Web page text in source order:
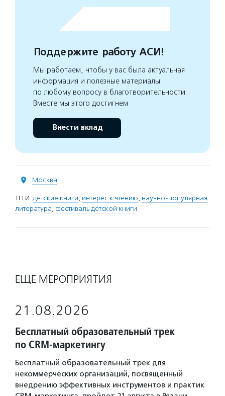
Поддержите работу АСИ!
Мы работаем, чтобы у вас была актуальная
информация и полезные материалы
по любому вопросу в благотворительности.
Вместе мы этого достигнем
Внести вклад
Москва
ТЕГИ: детские книги, интерес к чтению, научно-популярная
литература, фестиваль детской книги
ЕЩЁ МЕРОПРИЯТИЯ
21.08.2026
Бесплатный образовательный трек
по CRM-маркетингу
Бесплатный образовательный трек для
некоммерческих организаций, посвященный
внедрению эффективных инструментов и практик